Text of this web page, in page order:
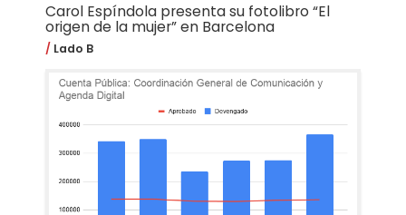
Carol Espíndola presenta su fotolibro “El
origen de la mujer” en Barcelona
Lado B